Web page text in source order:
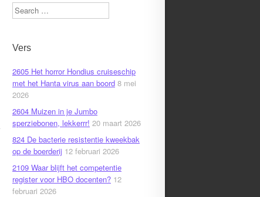
Search
Vers
2605 Het horror Hondius cruiseschip
met het Hanta virus aan boord 8 mei
2026
2604 Muizen in je Jumbo
sperziebonen, lekkerrr! 20 maart 2026
824 De bacterie resistentie kweekbak
op de boerderij 12 februari 2026
2109 Waar blijft het competentie
register voor HBO docenten? 12
februari 2026